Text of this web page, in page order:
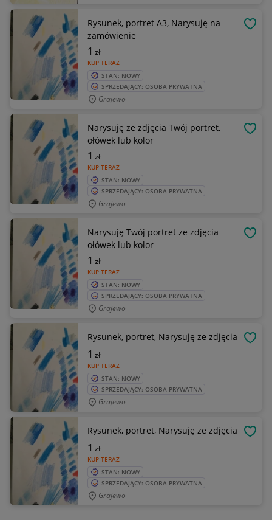
Rysunek, portret A3, Narysuję na
zamówienie
KUP TERAZ
1 zł
STAN: NOWY
SPRZEDAJĄCY: OSOBA PRYWATNA
Grajewo
Narysuję ze zdjęcia Twój portret,
ołówek lub kolor
KUP TERAZ
1 zł
STAN: NOWY
SPRZEDAJĄCY: OSOBA PRYWATNA
Grajewo
Narysuję Twój portret ze zdjęcia
ołówek lub kolor
KUP TERAZ
1 zł
STAN: NOWY
SPRZEDAJĄCY: OSOBA PRYWATNA
Grajewo
Rysunek, portret, Narysuję ze zdjęcia
KUP TERAZ
1 zł
STAN: NOWY
SPRZEDAJĄCY: OSOBA PRYWATNA
Grajewo
Rysunek, portret, Narysuję ze zdjęcia
KUP TERAZ
1 zł
STAN: NOWY
SPRZEDAJĄCY: OSOBA PRYWATNA
Grajewo